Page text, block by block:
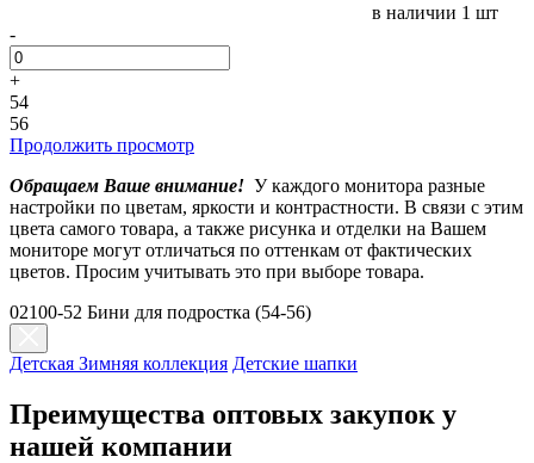
в наличии 1 шт
-
+
54
56
Продолжить просмотр
Обращаем Ваше внимание! У каждого монитора разные
настройки по цветам, яркости и контрастности. В связи с этим
цвета самого товара, а также рисунка и отделки на Вашем
мониторе могут отличаться по оттенкам от фактических
цветов. Просим учитывать это при выборе товара.
02100-52 Бини для подростка (54-56)
Детская Зимняя коллекция Детские шапки
Преимущества оптовых закупок у
нашей компании